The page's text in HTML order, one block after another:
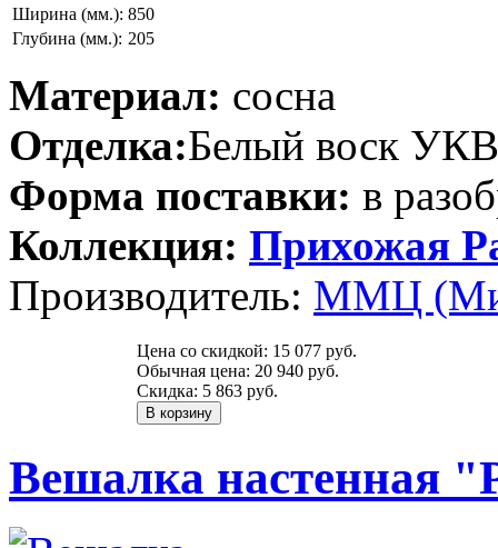
Ширина (мм.): 850
Глубина (мм.): 205
Материал: сосна
Отделка:Белый воск УКВ
Форма поставки: в
Коллекция: Прихожая
Производитель: ММЦ
Цена со скидкой: 15 077 руб.
Обычная цена: 20 940 руб.
Скидка: 5 863 руб.
Вешалка настенная